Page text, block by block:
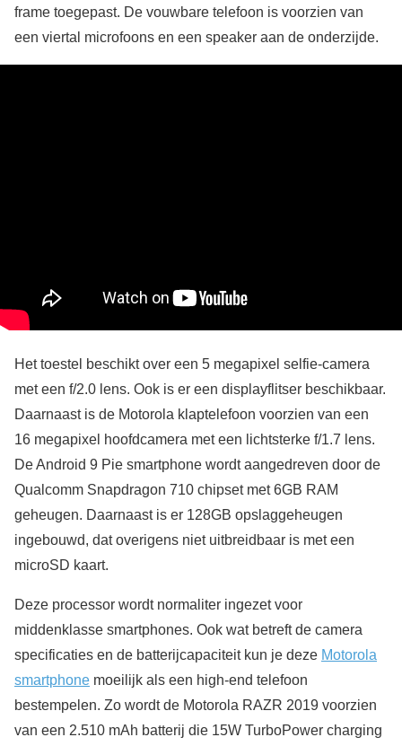
frame toegepast. De vouwbare telefoon is voorzien van
een viertal microfoons en een speaker aan de onderzijde.
Het toestel beschikt over een 5 megapixel selfie-camera
met een f/2.0 lens. Ook is er een displayflitser beschikbaar.
Daarnaast is de Motorola klaptelefoon voorzien van een
16 megapixel hoofdcamera met een lichtsterke f/1.7 lens.
De Android 9 Pie smartphone wordt aangedreven door de
Qualcomm Snapdragon 710 chipset met 6GB RAM
geheugen. Daarnaast is er 128GB opslaggeheugen
ingebouwd, dat overigens niet uitbreidbaar is met een
microSD kaart.
Deze processor wordt normaliter ingezet voor
middenklasse smartphones. Ook wat betreft de camera
specificaties en de batterijcapaciteit kun je deze Motorola
smartphone moeilijk als een high-end telefoon
bestempelen. Zo wordt de Motorola RAZR 2019 voorzien
van een 2.510 mAh batterij die 15W TurboPower charging